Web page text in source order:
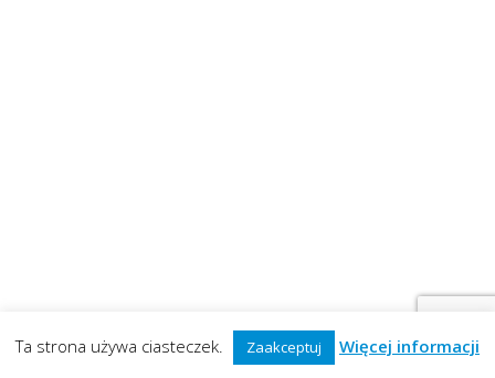
Ta strona używa ciasteczek. Zaakceptuj Więcej informacji